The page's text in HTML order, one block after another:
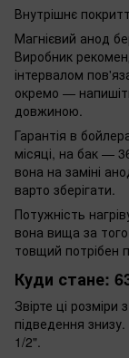
Внутрішнє
Магнієвий анод
Виробник
інтервалом
окремо —
довжиною.
Гарантія в
місяці, на бак —
вона на заміні
варто зберігати.
Потужність
вона вища за
товщий потрібен
Куди стане:
Звірте ці
підведення
1/2".